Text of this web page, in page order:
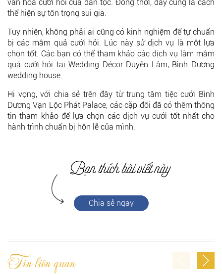
văn hóa cưới hỏi của dân tộc. Đồng thời, đây cũng là cách
thể hiện sự tôn trọng sui gia.
Tuy nhiên, không phải ai cũng có kinh nghiệm để tự chuẩn
bị các mâm quả cưới hỏi. Lúc này sử dịch vụ là một lựa
chọn tốt. Các bạn có thể tham khảo các dịch vụ làm mâm
quả cưới hỏi tại Wedding Décor Duyên Lâm, Bình Dương
wedding house.
Hi vọng, với chia sẻ trên đây từ trung tâm tiệc cưới Bình
Dương Vạn Lộc Phát Palace, các cặp đôi đã có thêm thông
tin tham khảo để lựa chọn các dịch vụ cưới tốt nhất cho
hành trình chuẩn bị hôn lễ của mình.
Chia sẻ ngay
Tin liên quan